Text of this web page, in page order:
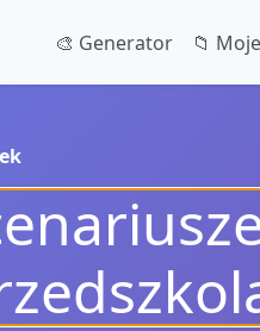
🎨 Generator 📁